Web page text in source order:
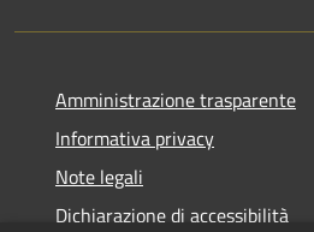
Amministrazione trasparente
Informativa privacy
Note legali
Dichiarazione di accessibilità